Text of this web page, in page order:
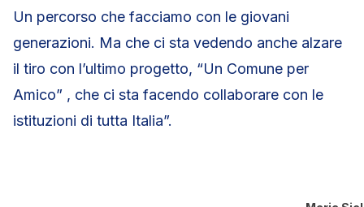
Un percorso che facciamo con le giovani
generazioni. Ma che ci sta vedendo anche alzare
il tiro con l’ultimo progetto, “Un Comune per
Amico” , che ci sta facendo collaborare con le
istituzioni di tutta Italia”.